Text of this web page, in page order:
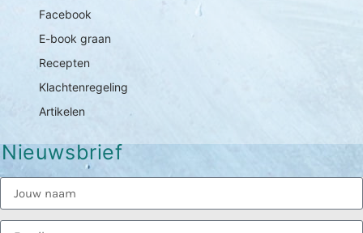
Facebook
E-book graan
Recepten
Klachtenregeling
Artikelen
Nieuwsbrief